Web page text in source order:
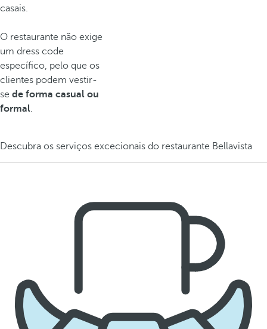
casais.
O restaurante não exige
um dress code
específico, pelo que os
clientes podem vestir-
se de forma casual ou
formal.
Descubra os serviços excecionais do restaurante Bellavista